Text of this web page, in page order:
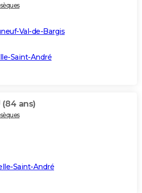
Val-de-Bargis
Saint-André
(84 ans)
Saint-André